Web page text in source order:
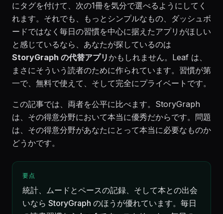
にタグを付けて、次の1冊を気分で選べるようにしてく
れます。それでも、もっとシンプルなもの、ダッシュボ
ードではなく毎日の習慣を中心に据えたアプリがほしい
と感じているなら、あなたが探しているのは
StoryGraph の代替アプリかもしれません。Leaf は、
まさにそういう読者のために作られています。習慣が第
一で、無料で使えて、そして完全にプライベートです。
この記事では、両者を公平に比べます。StoryGraph
は、その得意分野において本当に優秀だからです。問題
は、その得意分野があなたにとって本当に必要なものか
どうかです。
要点
統計、ムードとペースの記録、そして本との出会
いなら StoryGraph のほうが優れています。毎日